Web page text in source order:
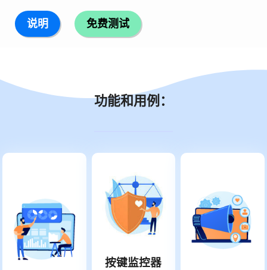
说明 免费测试
功能和用例：
按键监控器